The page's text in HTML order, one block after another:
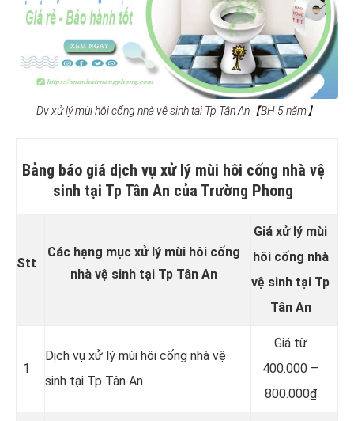
Dv xử lý mùi hôi cống nhà vệ sinh tại Tp Tân An【BH 5 năm】
Bảng báo giá dịch vụ xử lý mùi hôi cống nhà vệ
sinh tại Tp Tân An của Trường Phong
Stt
Các hạng mục xử lý mùi hôi cống
nhà vệ sinh tại Tp Tân An
Giá xử lý mùi
hôi cống nhà
vệ sinh tại Tp
Tân An
1
Dịch vụ xử lý mùi hôi cống nhà vệ
sinh tại Tp Tân An
Giá từ
400.000 –
800.000₫